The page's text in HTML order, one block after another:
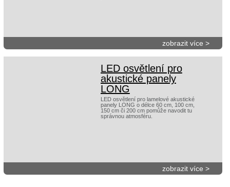
zobrazit více >
LED osvětlení pro
akustické panely
LONG
LED osvětlení pro lamelové akustické
panely LONG o délce 60 cm, 100 cm,
150 cm či 200 cm pomůže navodit tu
správnou atmosféru.
zobrazit více >